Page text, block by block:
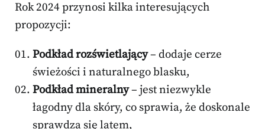
Rok 2024 przynosi kilka interesujących
propozycji:
Podkład rozświetlający– dodaje cerze
świeżości i naturalnego blasku,
Podkład mineralny– jest niezwykle
łagodny dla skóry, co sprawia, że doskonale
sprawdza się latem,